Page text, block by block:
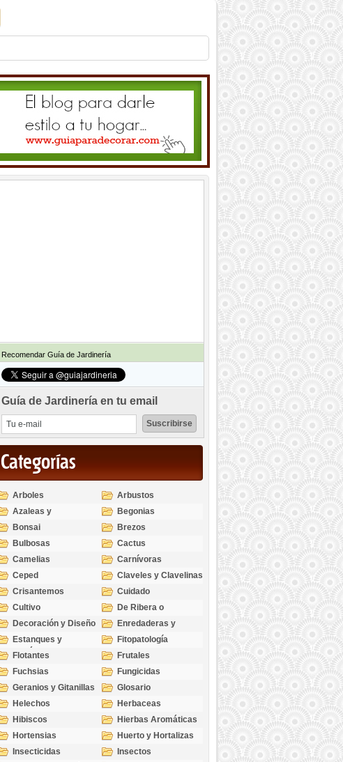
Recomendar Guía de Jardinería
Guía de Jardinería en tu email
Categorías
Arboles
Arbustos
Azaleas y
Rododendros
Begonias
Bonsai
Brezos
Bulbosas
Cactus
Camelias
Carnívoras
Ceped
Claveles y Clavelinas
Crisantemos
Cuidado
Cultivo
De Ribera o
Palustres
Decoración y Diseño
Enredaderas y
cubresuelos
Estanques y
Acuáticas
Fitopatología
Flotantes
Frutales
Fuchsias
Fungicidas
Geranios y Gitanillas
Glosario
Helechos
Herbaceas
Hibiscos
Hierbas Aromáticas
Hortensias
Huerto y Hortalizas
Insecticidas
Insectos